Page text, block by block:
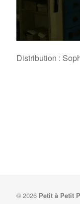
Distribution :
© 2026 Petit à Petit